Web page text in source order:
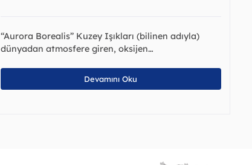
“Aurora Borealis” Kuzey Işıkları (bilinen adıyla)
dünyadan atmosfere giren, oksijen…
Devamını Oku